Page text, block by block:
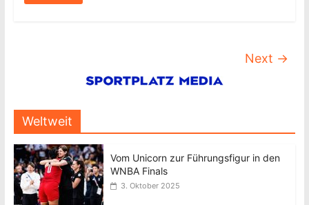
Next →
Weltweit
Vom Unicorn zur Führungsfigur in den
WNBA Finals
3. Oktober 2025